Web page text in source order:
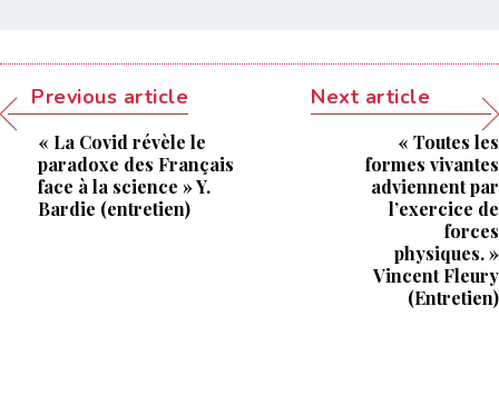
Previous article
« La Covid révèle le
paradoxe des Français
face à la science » Y.
Bardie (entretien)
Next article
« Toutes les
formes vivantes
adviennent par
l’exercice de
forces
physiques. »
Vincent Fleury
(Entretien)